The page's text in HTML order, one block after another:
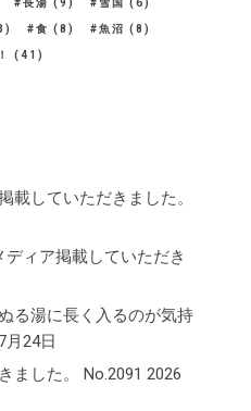
長湯 (9) 雪国 (6)
食 (8) 魚沼 (8)
(41)
載していただきました。
ィア掲載していただき
る湯に長く入るのが気持
月24日
ました。 No.2091 2026